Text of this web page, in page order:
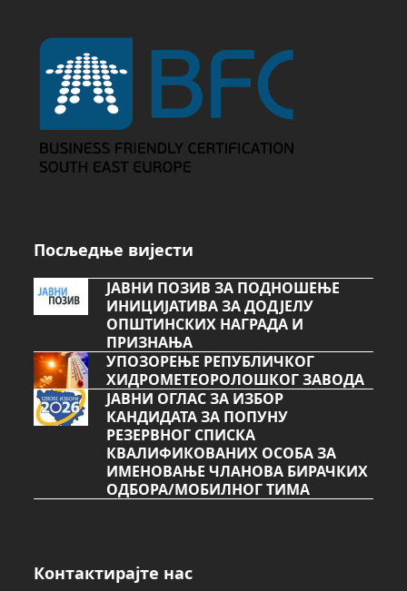
Посљедње вијести
ЈАВНИ ПОЗИВ ЗА ПОДНОШЕЊЕ
ИНИЦИЈАТИВА ЗА ДОДЈЕЛУ
ОПШТИНСКИХ НАГРАДА И
ПРИЗНАЊА
УПОЗОРЕЊЕ РЕПУБЛИЧКОГ
ХИДРОМЕТЕОРОЛОШКОГ ЗАВОДА
ЈАВНИ ОГЛАС ЗА ИЗБОР
КАНДИДАТА ЗА ПОПУНУ
РЕЗЕРВНОГ СПИСКА
КВАЛИФИКОВАНИХ ОСОБА ЗА
ИМЕНОВАЊЕ ЧЛАНОВА БИРАЧКИХ
ОДБОРА/МОБИЛНОГ ТИМА
Контактирајте нас